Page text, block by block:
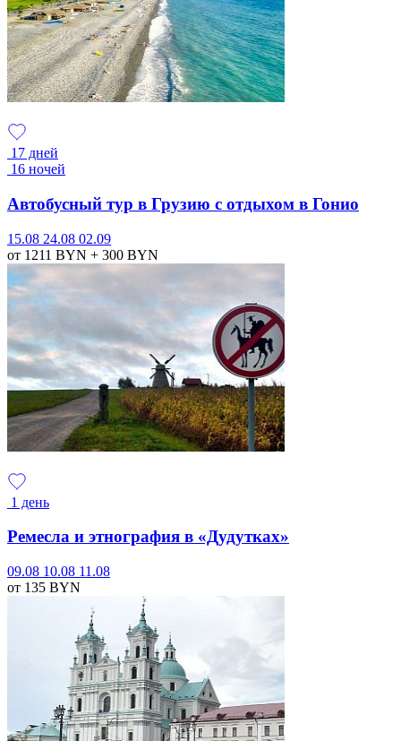
17 дней
16 ночей
Автобусный тур в Грузию с отдыхом в Гонио
15.08 24.08 02.09
от 1211 BYN + 300 BYN
1 день
Ремесла и этнография в «Дудутках»
09.08 10.08 11.08
от 135 BYN